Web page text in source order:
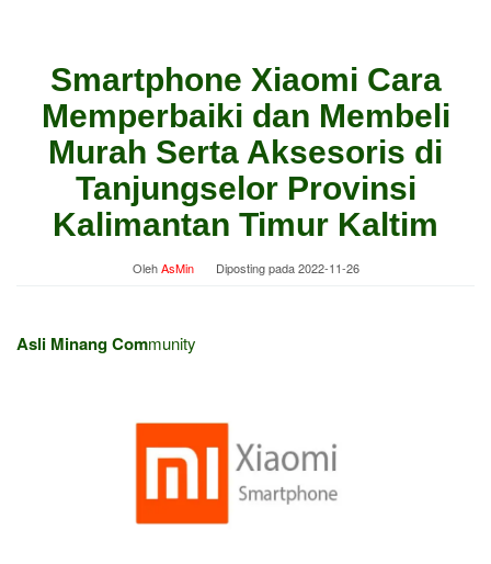
Smartphone Xiaomi Cara
Memperbaiki dan Membeli
Murah Serta Aksesoris di
Tanjungselor Provinsi
Kalimantan Timur Kaltim
OlehAsMin Diposting pada2022-11-26
Asli Minang Community